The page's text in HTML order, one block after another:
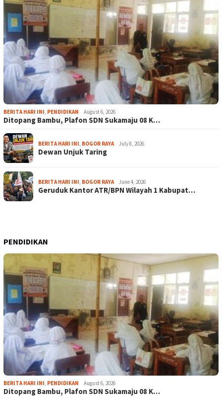
BERITA HARI INI, PENDIDIKAN August 6, 2026
Ditopang Bambu, Plafon SDN Sukamaju 08 K…
BERITA HARI INI, BOGOR RAYA July 8, 2026
Dewan Unjuk Taring
BERITA HARI INI, BOGOR RAYA June 4, 2026
Geruduk Kantor ATR/BPN Wilayah 1 Kabupat…
PENDIDIKAN
BERITA HARI INI, PENDIDIKAN August 6, 2026
Ditopang Bambu, Plafon SDN Sukamaju 08 K…